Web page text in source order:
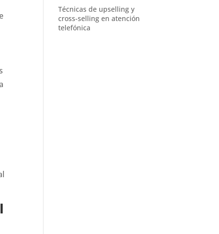
Técnicas de upselling y
cross-selling en atención
telefónica